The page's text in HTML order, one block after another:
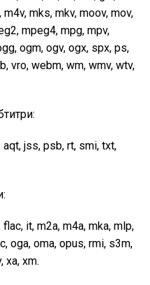
mks, mkv, moov, mov,
mpeg4, mpg, mpv,
ogm, ogv, ogx, spx, ps,
vro, webm, wm, wmv, wtv,
jss, psb, rt, smi, txt,
it, m2a, m4a, mka, mlp,
oga, oma, opus, rmi, s3m,
xa, xm.